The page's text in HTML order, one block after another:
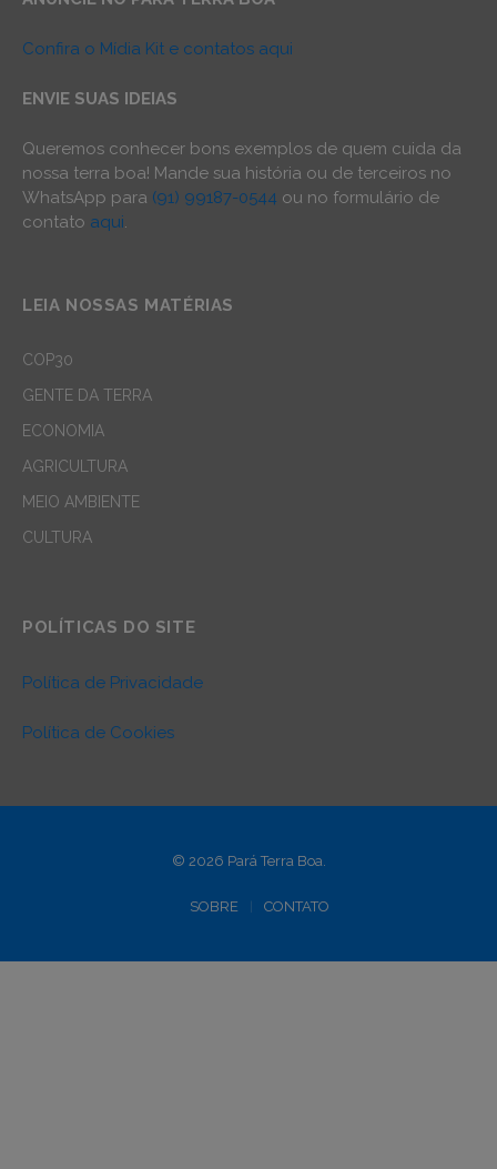
Confira o Mídia Kit e contatos aqui
ENVIE SUAS IDEIAS
Queremos conhecer bons exemplos de quem cuida da
nossa terra boa! Mande sua história ou de terceiros no
WhatsApp para (91) 99187-0544 ou no formulário de
contato aqui.
LEIA NOSSAS MATÉRIAS
COP30
GENTE DA TERRA
ECONOMIA
AGRICULTURA
MEIO AMBIENTE
CULTURA
POLÍTICAS DO SITE
Política de Privacidade
Política de Cookies
© 2026 Pará Terra Boa.
SOBRE CONTATO